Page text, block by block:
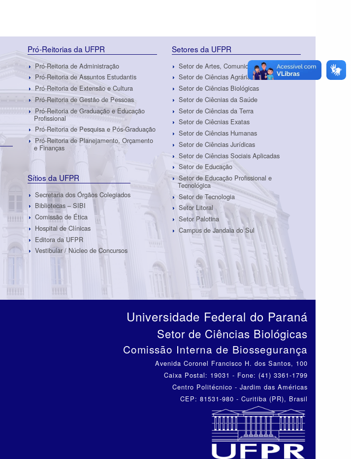
Pró-Reitorias da UFPR
Pró-Reitoria de Administração
Pró-Reitoria de Assuntos Estudantis
Pró-Reitoria de Extensão e Cultura
Pró-Reitoria de Gestão de Pessoas
Pró-Reitoria de Graduação e Educação
Profissional
Pró-Reitoria de Pesquisa e Pós-Graduação
Pró-Reitoria de Planejamento, Orçamento
e Finanças
Sítios da UFPR
Secretaria dos Órgãos Colegiados
Bibliotecas – SIBI
Comissão de Ética
Hospital de Clínicas
Editora da UFPR
Vestibular / Núcleo de Concursos
Setores da UFPR
Setor de Artes, Comunicação e Design
Setor de Ciências Agrárias
Setor de Ciências Biológicas
Setor de Ciêcnias da Saúde
Setor de Ciências da Terra
Setor de Ciêcnias Exatas
Setor de Ciências Humanas
Setor de Ciências Jurídicas
Setor de Ciências Sociais Aplicadas
Setor de Educação
Setor de Educação Profissional e
Tecnológica
Setor de Tecnologia
Setor Litoral
Setor Palotina
Campus de Jandaia do Sul
Universidade Federal do Paraná
Setor de Ciências Biológicas
Comissão Interna de Biossegurança
Avenida Coronel Francisco H. dos Santos, 100
Caixa Postal: 19031 - Fone: (41) 3361-1799
Centro Politécnico - Jardim das Américas
CEP: 81531-980 - Curitiba (PR), Brasil